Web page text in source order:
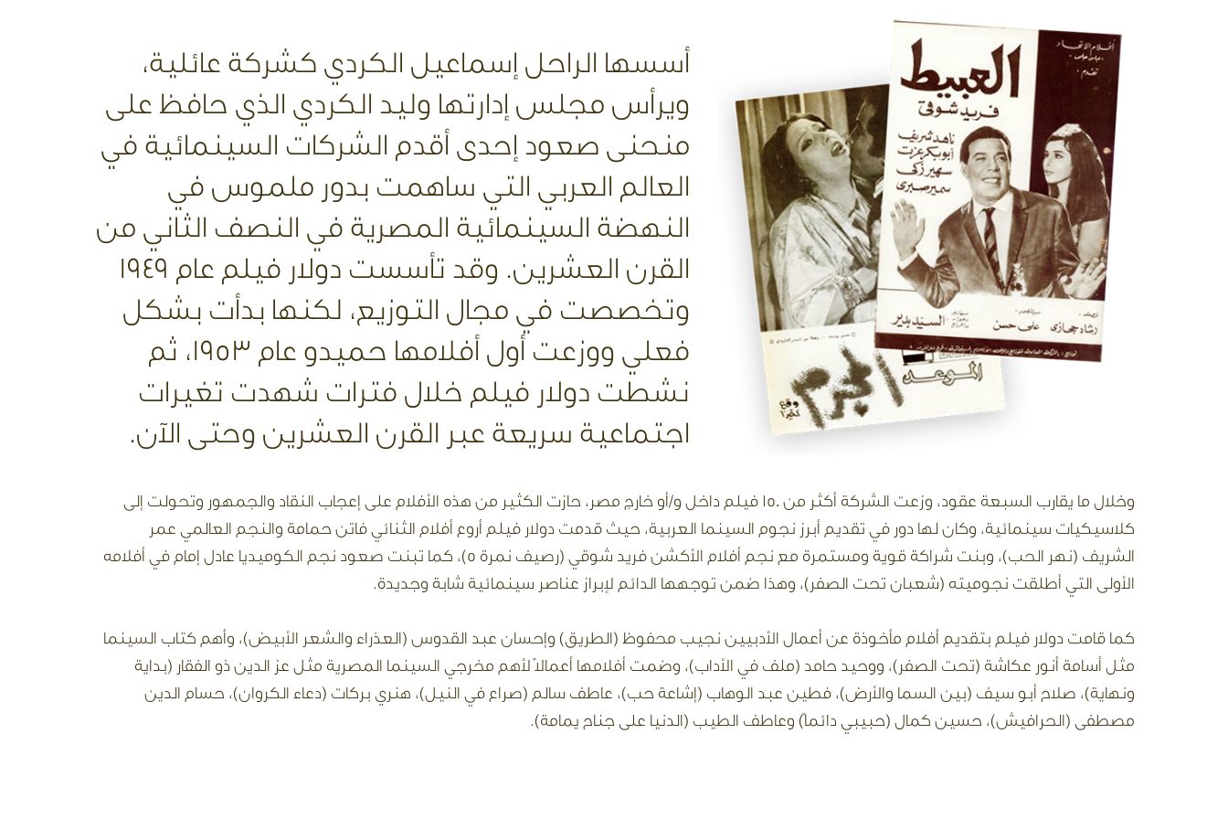
أسسها الراحل إسماعيل الكردي كشركة عائلية،
ويرأس مجلس إدارتها وليد الكردي الذي حافظ على
منحنى صعود إحدى أقدم الشركات السينمائية في
العالم العربي التي ساهمت بدور ملموس في
النهضة السينمائية المصرية في النصف الثاني من
القرن العشرين. وقد تأسست دولار فيلم عام 1949
وتخصصت في مجال التوزيع، لكنها بدأت بشكل
فعلي ووزعت أول أفلامها حميدو عام 1953، ثم
نشطت دولار فيلم خلال فترات شهدت تغيرات
اجتماعية سريعة عبر القرن العشرين وحتى الآن.
وخلال ما يقارب السبعة عقود، وزعت الشركة أكثر من 150 فيلم داخل و/أو خارج مصر، حازت الكثير من هذه الأفلام على إعجاب النقاد والجمهور وتحولت إلى
كلاسيكيات سينمائية، وكان لها دور في تقديم أبرز نجوم السينما العربية، حيث قدمت دولار فيلم أروع أفلام الثنائي فاتن حمامة والنجم العالمي عمر
الشريف (نهر الحب)، وبنت شراكة قوية ومستمرة مع نجم أفلام الأكشن فريد شوقي (رصيف نمرة 5)، كما تبنت صعود نجم الكوميديا عادل إمام في أفلامه
الأولى التي أطلقت نجوميته (شعبان تحت الصفر)، وهذا ضمن توجهها الدائم لإبراز عناصر سينمائية شابة وجديدة.
كما قامت دولار فيلم بتقديم أفلام مأخوذة عن أعمال الأدبيين نجيب محفوظ (الطريق) وإحسان عبد القدوس (العذراء والشعر الأبيض)، وأهم كتاب السينما
مثل أسامة أنور عكاشة (تحت الصفر)، ووحيد حامد (ملف في الأداب)، وضمت أفلامها أعمالًا لأهم مخرجي السينما المصرية مثل عز الدين ذو الفقار (بداية
ونهاية)، صلاح أبو سيف (بين السما والأرض)، فطين عبد الوهاب (إشاعة حب)، عاطف سالم (صراع في النيل)، هنري بركات (دعاء الكروان)، حسام الدين
مصطفى (الحرافيش)، حسين كمال (حبيبي دائماً) وعاطف الطيب (الدنيا على جناح يمامة).